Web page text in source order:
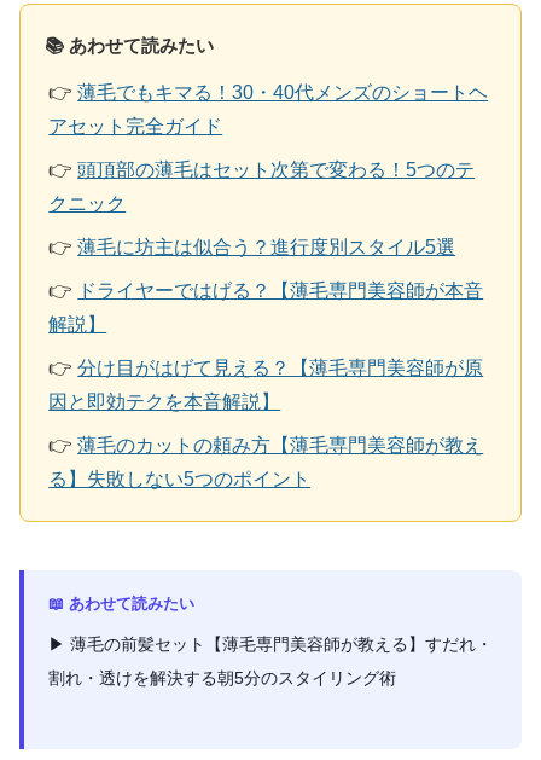
📚 あわせて読みたい
👉薄毛でもキマる！30・40代メンズのショートヘ
アセット完全ガイド
👉頭頂部の薄毛はセット次第で変わる！5つのテ
クニック
👉薄毛に坊主は似合う？進行度別スタイル5選
👉 ドライヤーではげる？【薄毛専門美容師が本音
解説】
👉分け目がはげて見える？【薄毛専門美容師が原
因と即効テクを本音解説】
👉薄毛のカットの頼み方【薄毛専門美容師が教え
る】失敗しない5つのポイント
📖 あわせて読みたい
▶ 薄毛の前髪セット【薄毛専門美容師が教える】すだれ・
割れ・透けを解決する朝5分のスタイリング術